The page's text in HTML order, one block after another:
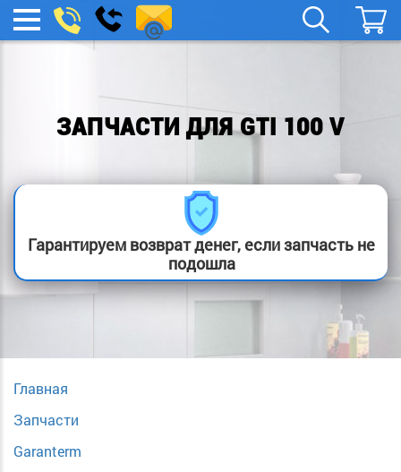
МЕНЮ
boylera@yandex.ru
Заказать
звонок
ЗАПЧАСТИ ДЛЯ GTI 100 V
Гарантируем возврат денег, если запчасть не
подошла
Главная
Запчасти
Garanterm